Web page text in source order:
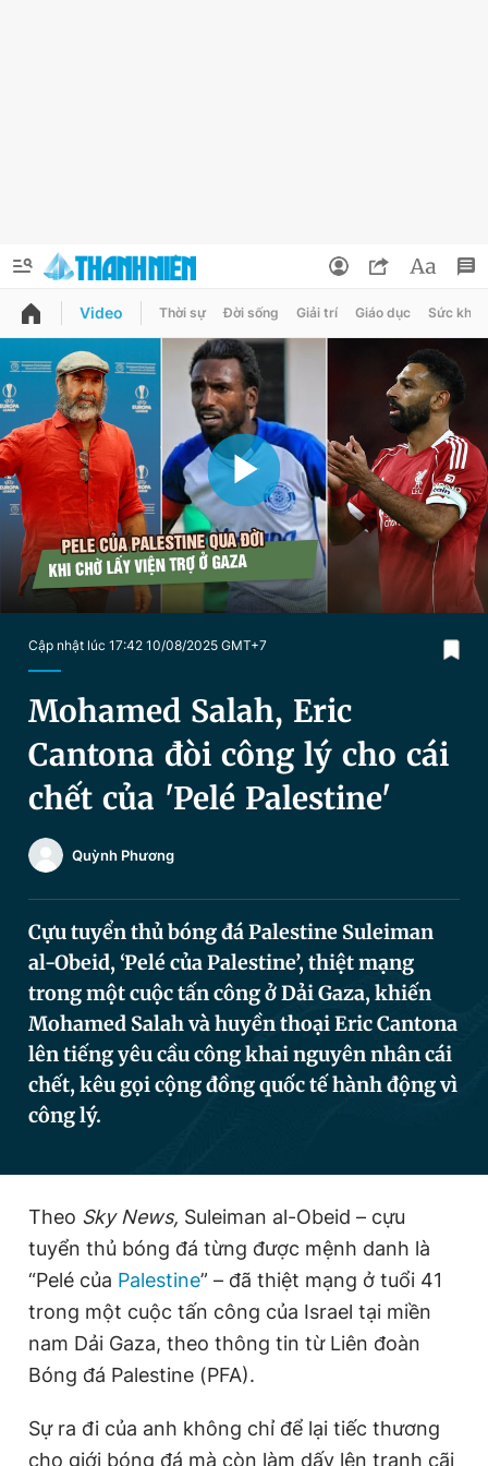
QUẢNG CÁO
Chuyên mục
Chuyên mục khác
Chào ngày mới Tin 24h
Video Magazine
Sản phẩm khác
Đọc Thanh Niên trên điện thoại
Hotline
0906 645 777
Liên hệ quảng cáo
0908 780 404
Quảng cáo RSS Tòa soạn Chính sách bảo
Tổng biên tập: Nguyễn Ngọc Toàn
Phó tổng biên tập thường trực: Hải Thành
Phó tổng biên tập: Trần Việt Hưng
Tổng thư ký tòa soạn: Đức Trung
Thông tin tài khoản
Đổi mật khẩu
Tin đã lưu
Tin đã xem
Đăng xuất
Video Thời sự Đời sống Giải trí Giáo dục Sức khỏe
Cập nhật lúc 17:42 10/08/2025 GMT+7
Mohamed Salah, Eric
Cantona đòi công lý cho cái
chết của 'Pelé Palestine'
Quỳnh Phương
Cựu tuyển thủ bóng đá Palestine Suleiman
al-Obeid, ‘Pelé của Palestine’, thiệt mạng
trong một cuộc tấn công ở Dải Gaza, khiến
Mohamed Salah và huyền thoại Eric Cantona
lên tiếng yêu cầu công khai nguyên nhân cái
chết, kêu gọi cộng đồng quốc tế hành động vì
công lý.
Theo Sky News, Suleiman al-Obeid – cựu
tuyển thủ bóng đá từng được mệnh danh là
“Pelé của Palestine” – đã thiệt mạng ở tuổi 41
trong một cuộc tấn công của Israel tại miền
nam Dải Gaza, theo thông tin từ Liên đoàn
Bóng đá Palestine (PFA).
Sự ra đi của anh không chỉ để lại tiếc thương
cho giới bóng đá mà còn làm dấy lên tranh cãi